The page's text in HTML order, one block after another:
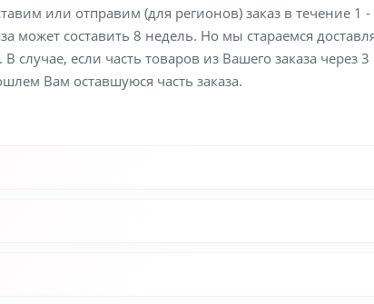
или отправим (для регионов) заказ в течение 1 -
может составить 8 недель. Но мы стараемся
случае, если часть товаров из Вашего заказа
Вам оставшуюся часть заказа.